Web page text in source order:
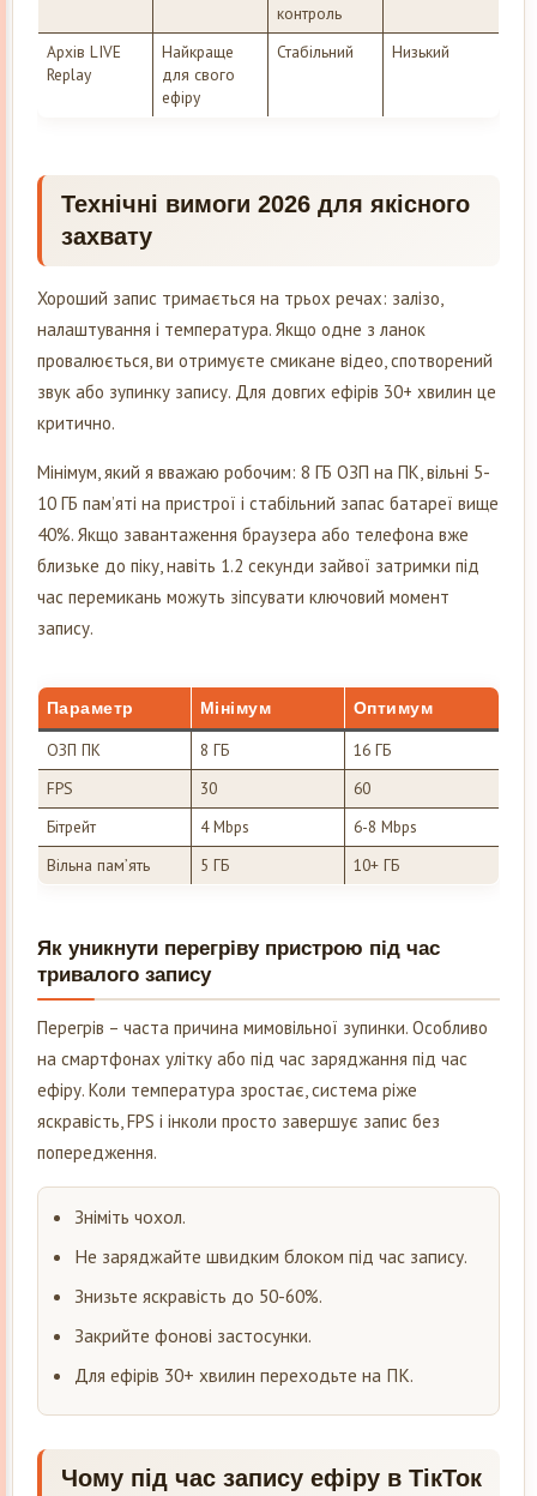
контроль
Архів LIVE
Replay
Найкраще
для свого
ефіру
Стабільний Низький
Технічні вимоги 2026 для якісного
захвату
Хороший запис тримається на трьох речах: залізо,
налаштування і температура. Якщо одне з ланок
провалюється, ви отримуєте смикане відео, спотворений
звук або зупинку запису. Для довгих ефірів 30+ хвилин це
критично.
Мінімум, який я вважаю робочим: 8 ГБ ОЗП на ПК, вільні 5-
10 ГБ пам’яті на пристрої і стабільний запас батареї вище
40%. Якщо завантаження браузера або телефона вже
близьке до піку, навіть 1.2 секунди зайвої затримки під
час перемикань можуть зіпсувати ключовий момент
запису.
Параметр Мінімум Оптимум
ОЗП ПК 8 ГБ
16 ГБ
FPS
30
60
Бітрейт
4 Mbps
6-8 Mbps
Вільна пам’ять
5 ГБ 10+ ГБ
Як уникнути перегріву пристрою під час
тривалого запису
Перегрів – часта причина мимовільної зупинки. Особливо
на смартфонах улітку або під час заряджання під час
ефіру. Коли температура зростає, система ріже
яскравість, FPS і інколи просто завершує запис без
попередження.
Зніміть чохол.
Не заряджайте швидким блоком під час запису.
Знизьте яскравість до 50-60%.
Закрийте фонові застосунки.
Для ефірів 30+ хвилин переходьте на ПК.
Чому під час запису ефіру в ТікТок